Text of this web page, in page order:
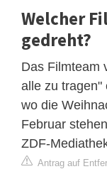
Welcher
gedreht?
Das Filmteam
alle zu tragen"
wo die
Februar
ZDF-
Antrag auf